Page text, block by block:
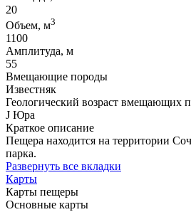
20
Объем, м3
1100
Амплитуда, м
55
Вмещающие породы
Известняк
Геологический возраст вмещающих
J Юра
Краткое описание
Пещера находится на территории
парка.
Развернуть все вкладки
Карты
Карты пещеры
Основные карты